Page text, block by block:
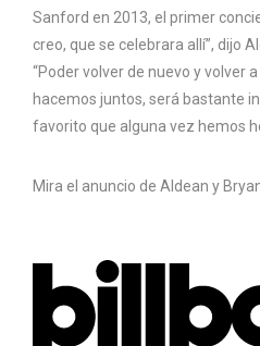
Sanford en 2013, el primer
creo, que se celebrara allí”, dijo
“Poder volver de nuevo y volver
hacemos juntos, será bastante
favorito que alguna vez hemos
Mira el anuncio de Aldean y